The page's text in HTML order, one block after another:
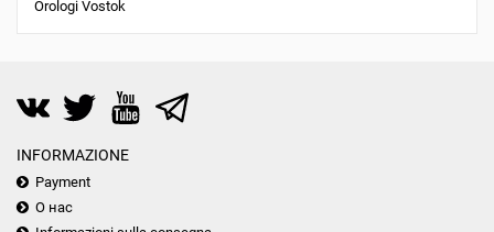
Orologi Vostok
INFORMAZIONE
Payment
О нас